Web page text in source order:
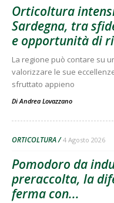
Orticoltura
Sardegna, tra
e opportunità di
La regione può contare su
valorizzare le sue
sfruttato appieno
DiAndrea Lovazzano
ORTICOLTURA 4 Agosto 2026
Pomodoro da
preraccolta, la
ferma con...